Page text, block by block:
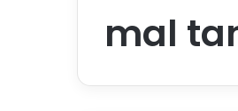
mal